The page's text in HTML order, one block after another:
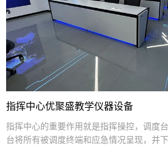
指挥中心优聚盛教学仪器设备
指挥中心的重要作用就是指挥操控，调度
台将所有被调度终端和应急情况呈现，并